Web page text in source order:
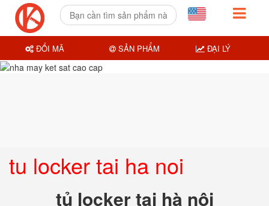
tu locker tai ha noi
tủ locker tại hà nội
ĐỔI MÃ SẢN PHẨM ĐẠI LÝ